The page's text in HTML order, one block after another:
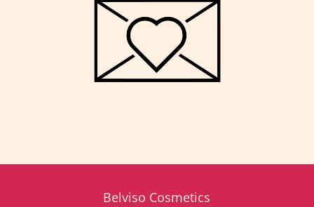
Belviso Cosmetics